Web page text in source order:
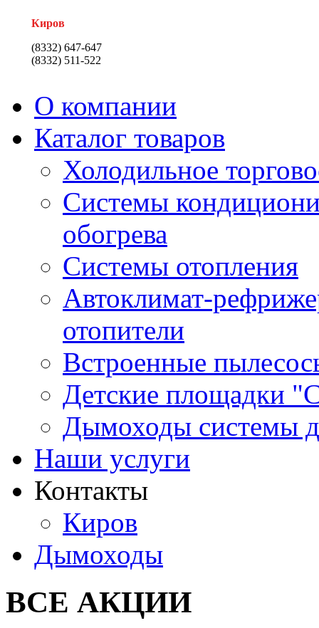
Киров
(8332) 647-647
(8332) 511-522
О компании
Каталог товаров
Холодильное
Системы
обогрева
Системы отопления
Автоклимат-
отопители
Встроенные
Детские площадки
Дымоходы системы
Наши услуги
Контакты
Киров
Дымоходы
ВСЕ АКЦИИ